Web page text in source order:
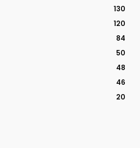
130
120
84
50
48
46
20